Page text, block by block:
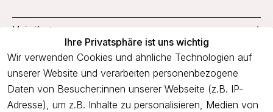
Ihre Privatsphäre ist uns wichtig
Wir verwenden Cookies und ähnliche Technologien auf
unserer Website und verarbeiten personenbezogene
Daten von Besucher:innen unserer Webseite (z.B. IP-
Adresse), um z.B. Inhalte zu personalisieren, Medien von
Mein Konto
Service
Unternehmen